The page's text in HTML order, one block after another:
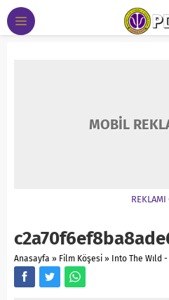
MOBİL
REKLAMI
Anasayfa » Film Köşesi » Into The Wıld